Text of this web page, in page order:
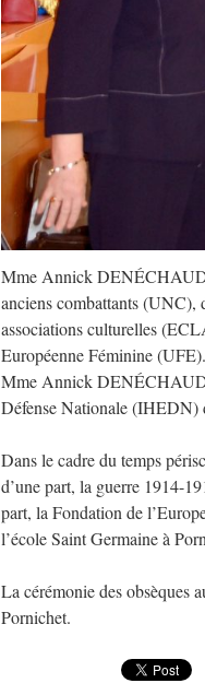
Mme Annick DENÉCHAUD
anciens combattants (UNC),
associations culturelles
Européenne Féminine (UFE).
Mme Annick DENÉCHAUD
Défense Nationale (IHEDN)
Dans le cadre du temps
d’une part, la guerre 1914-
part, la Fondation de
l’école Saint Germaine à
La cérémonie des obsèques
Pornichet.